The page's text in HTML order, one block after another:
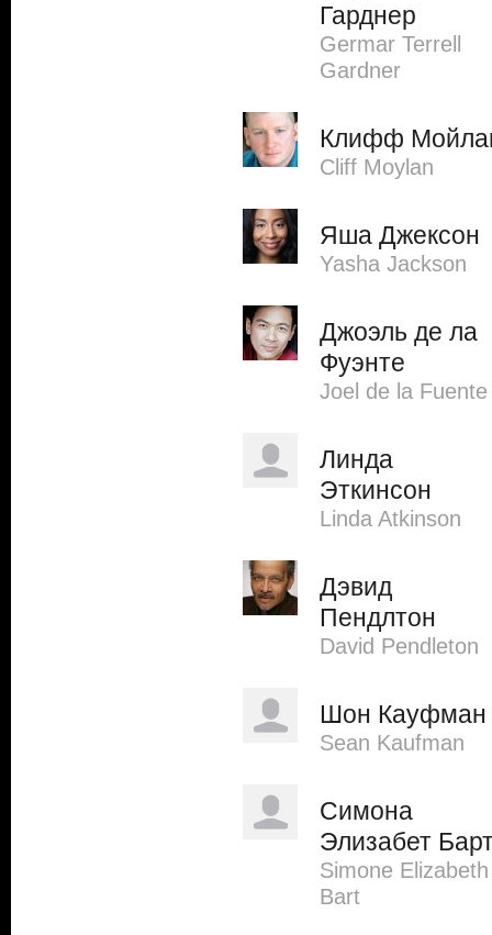
Гарднер
Germar Terrell
Gardner
Клифф
Cliff Moylan
Яша Джексон
Yasha Jackson
Джоэль де ла
Фуэнте
Joel de la Fuente
Линда
Эткинсон
Linda Atkinson
Дэвид
Пендлтон
David Pendleton
Шон Кауфман
Sean Kaufman
Симона
Элизабет
Simone Elizabeth
Bart